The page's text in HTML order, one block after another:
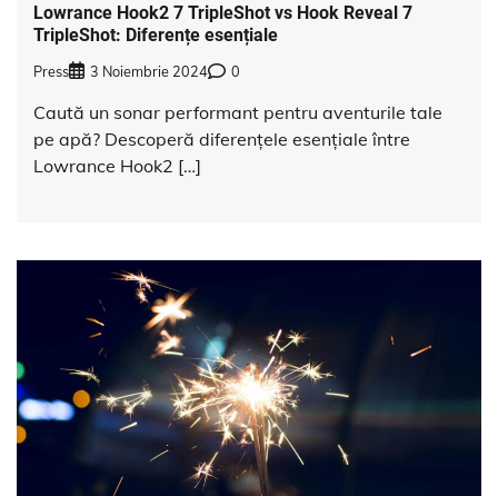
Lowrance Hook2 7 TripleShot vs Hook Reveal 7
TripleShot: Diferențe esențiale
Press 3 Noiembrie 2024 0
Caută un sonar performant pentru aventurile tale
pe apă? Descoperă diferențele esențiale între
Lowrance Hook2 […]